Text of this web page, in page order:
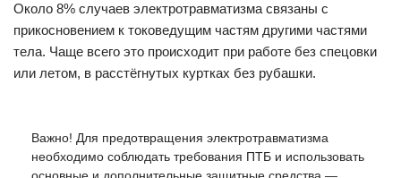
Около 8% случаев электротравматизма связаны с
прикосновением к токоведущим частям другими частями
тела. Чаще всего это происходит при работе без спецовки
или летом, в расстёгнутых куртках без рубашки.
Важно! Для предотвращения электротравматизма
необходимо соблюдать требования ПТБ и использовать